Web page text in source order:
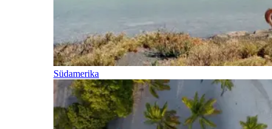
Südamerika